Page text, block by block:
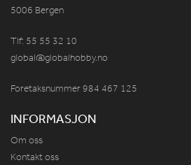
5006 Bergen
Tlf: 55 55 32 10
global@globalhobby.no
Foretaksnummer 984 467 125
INFORMASJON
Om oss
Kontakt oss